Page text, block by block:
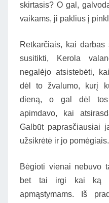
skirtasis? O gal,
vaikams, ji paklius į
Retkarčiais, kai
susitikti, Kerola
negalėjo atsistebėti,
dėl to žvalumo, kurį
dieną, o gal dėl tos
apimdavo, kai
Galbūt paprasčiausiai
užsikrėtė ir jo pomėgiais.
Bėgioti vienai nebuvo
bet tai irgi kai ką
apmąstymams. Iš